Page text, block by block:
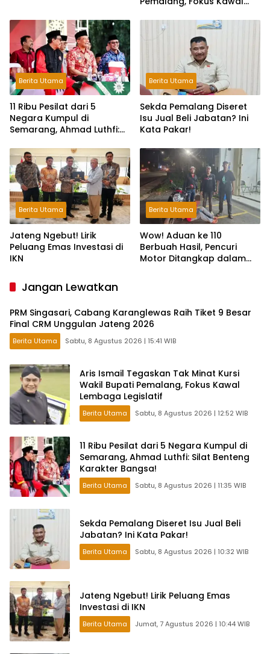
Berita Utama
11 Ribu Pesilat dari 5
Negara Kumpul di
Semarang, Ahmad Luthfi:
Bangsa!
Berita Utama
Sekda Pemalang Diseret
Isu Jual Beli Jabatan? Ini
Kata Pakar!
Berita Utama
Jateng Ngebut! Lirik
Peluang Emas Investasi di
IKN
Berita Utama
Wow! Aduan ke 110
Berbuah Hasil, Pencuri
Motor Ditangkap dalam
Jangan Lewatkan
PRM Singasari, Cabang Karanglewas Raih Tiket 9 Besar
Final CRM Unggulan Jateng 2026
Berita Utama Sabtu, 8 Agustus 2026 | 15:41 WIB
Aris Ismail Tegaskan Tak Minat Kursi
Wakil Bupati Pemalang, Fokus Kawal
Lembaga Legislatif
Berita Utama Sabtu, 8 Agustus 2026 | 12:52 WIB
11 Ribu Pesilat dari 5 Negara Kumpul di
Semarang, Ahmad Luthfi: Silat Benteng
Karakter Bangsa!
Berita Utama Sabtu, 8 Agustus 2026 | 11:35 WIB
Sekda Pemalang Diseret Isu Jual Beli
Jabatan? Ini Kata Pakar!
Berita Utama Sabtu, 8 Agustus 2026 | 10:32 WIB
Jateng Ngebut! Lirik Peluang Emas
Investasi di IKN
Berita Utama Jumat, 7 Agustus 2026 | 10:44 WIB